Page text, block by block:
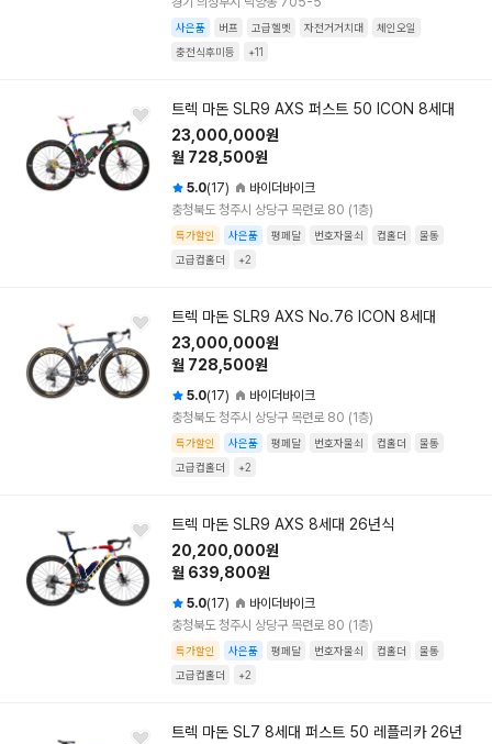
사은품 버프 고급헬멧 자전거거치대
체인오일
충전식후미등
+11
트렉 마돈 SLR9 AXS 퍼스트 50 ICON 8세대
23,000,000원
월 728,500원
5.0(17)
바이더바이크
충청북도 청주시 상당구 목련로 80 (1층)
특가할인 사은품 평페달 번호자물쇠 컵홀더
물통
고급컵홀더
+2
트렉 마돈 SLR9 AXS No.76 ICON 8세대
23,000,000원
월 728,500원
5.0(17)
바이더바이크
충청북도 청주시 상당구 목련로 80 (1층)
특가할인 사은품 평페달 번호자물쇠 컵홀더
물통
고급컵홀더
+2
트렉 마돈 SLR9 AXS 8세대 26년식
20,200,000원
월 639,800원
5.0(17)
바이더바이크
충청북도 청주시 상당구 목련로 80 (1층)
특가할인 사은품 평페달 번호자물쇠 컵홀더
물통
고급컵홀더
+2
트렉 마돈 SL7 8세대 퍼스트 50 레플리카 26년